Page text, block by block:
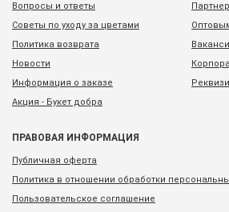
Вопросы и ответы
Советы по уходу за цветами
Политика возврата
Новости
Информация о заказе
Акция - Букет добра
ПРАВОВАЯ ИНФОРМАЦИЯ
Публичная оферта
Политика в отношении обработки
Пользовательское соглашение